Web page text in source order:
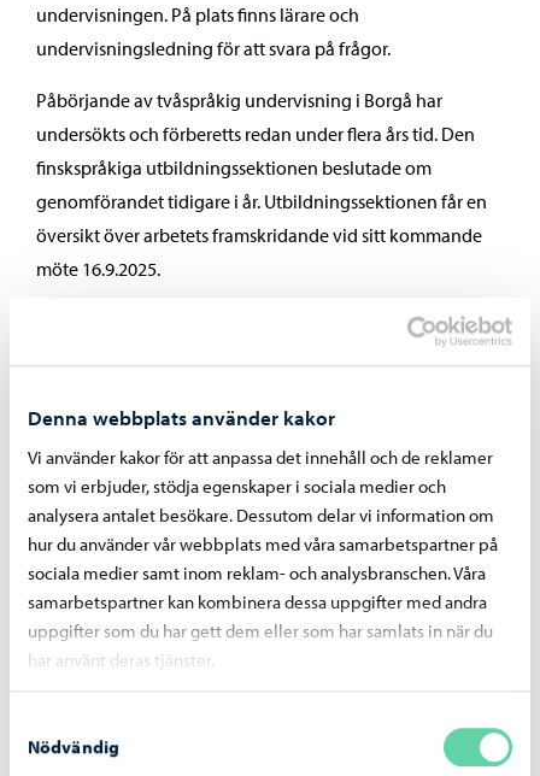
Denna webbplats använder kakor
Vi använder kakor för att anpassa det innehåll och de reklamer
som vi erbjuder, stödja egenskaper i sociala medier och
analysera antalet besökare. Dessutom delar vi information om
hur du använder vår webbplats med våra samarbetspartner på
sociala medier samt inom reklam- och analysbranschen. Våra
samarbetspartner kan kombinera dessa uppgifter med andra
uppgifter som du har gett dem eller som har samlats in när du
har använt deras tjänster.
Nödvändig
undervisningen. På plats finns lärare och
undervisningsledning för att svara på frågor.
Påbörjande av tvåspråkig undervisning i Borgå har
undersökts och förberetts redan under flera års tid. Den
finskspråkiga utbildningssektionen beslutade om
genomförandet tidigare i år. Utbildningssektionen får en
översikt över arbetets framskridande vid sitt kommande
möte 16.9.2025.
utbildningssektionens föredragningslista
Dela på FacebookDela på LinkedInDela på WhatsApp
Liknande nyheter
Ansökan till gymnasieutbildningen för
vuxna vid Linnankosken lukio pågår